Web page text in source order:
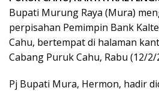
Bupati Murung Raya (Mura)
perpisahan Pemimpin Bank
Cahu, bertempat di halaman
Cabang Puruk Cahu, Rabu (12/2/
Pj Bupati Mura, Hermon, hadir